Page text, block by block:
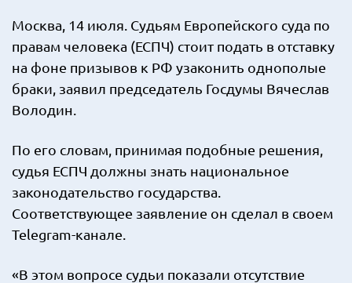
Москва, 14 июля. Судьям Европейского суда по
правам человека (ЕСПЧ) стоит подать в отставку
на фоне призывов к РФ узаконить однополые
браки, заявил председатель Госдумы Вячеслав
Володин.
По его словам, принимая подобные решения,
судья ЕСПЧ должны знать национальное
законодательство государства.
Соответствующее заявление он сделал в своем
Telegram-канале.
«В этом вопросе судьи показали отсутствие